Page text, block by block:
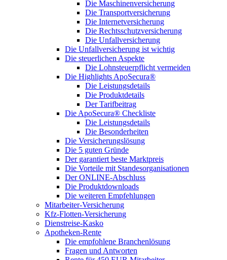
Die Maschinenversicherung
Die Transportversicherung
Die Internetversicherung
Die Rechtsschutzversicherung
Die Unfallversicherung
Die Unfallversicherung ist wichtig
Die steuerlichen Aspekte
Die Lohnsteuerpflicht vermeiden
Die Highlights ApoSecura®
Die Leistungsdetails
Die Produktdetails
Der Tarifbeitrag
Die ApoSecura® Checkliste
Die Leistungsdetails
Die Besonderheiten
Die Versicherungslösung
Die 5 guten Gründe
Der garantiert beste Marktpreis
Die Vorteile mit Standesorganisationen
Der ONLINE-Abschluss
Die Produktdownloads
Die weiteren Empfehlungen
Mitarbeiter-Versicherung
Kfz-Flotten-Versicherung
Dienstreise-Kasko
Apotheken-Rente
Die empfohlene Branchenlösung
Fragen und Antworten